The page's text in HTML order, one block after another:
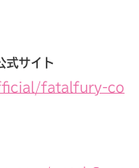
サイト
fatalfury-co